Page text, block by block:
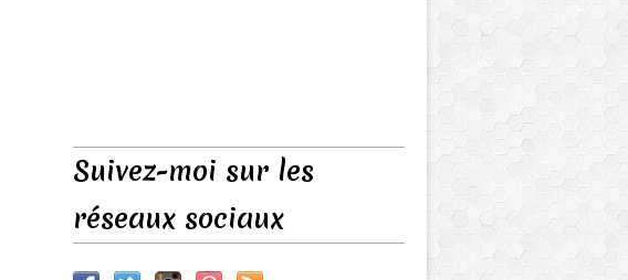
Suivez-moi sur les
réseaux sociaux